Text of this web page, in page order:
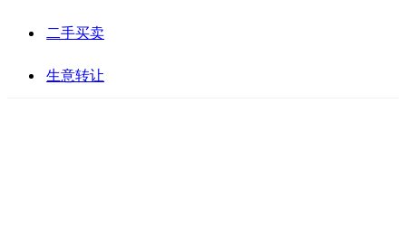
二手买卖
生意转让